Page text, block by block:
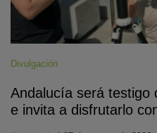
Divulgación
Andalucía será testigo
e invita a disfrutarlo